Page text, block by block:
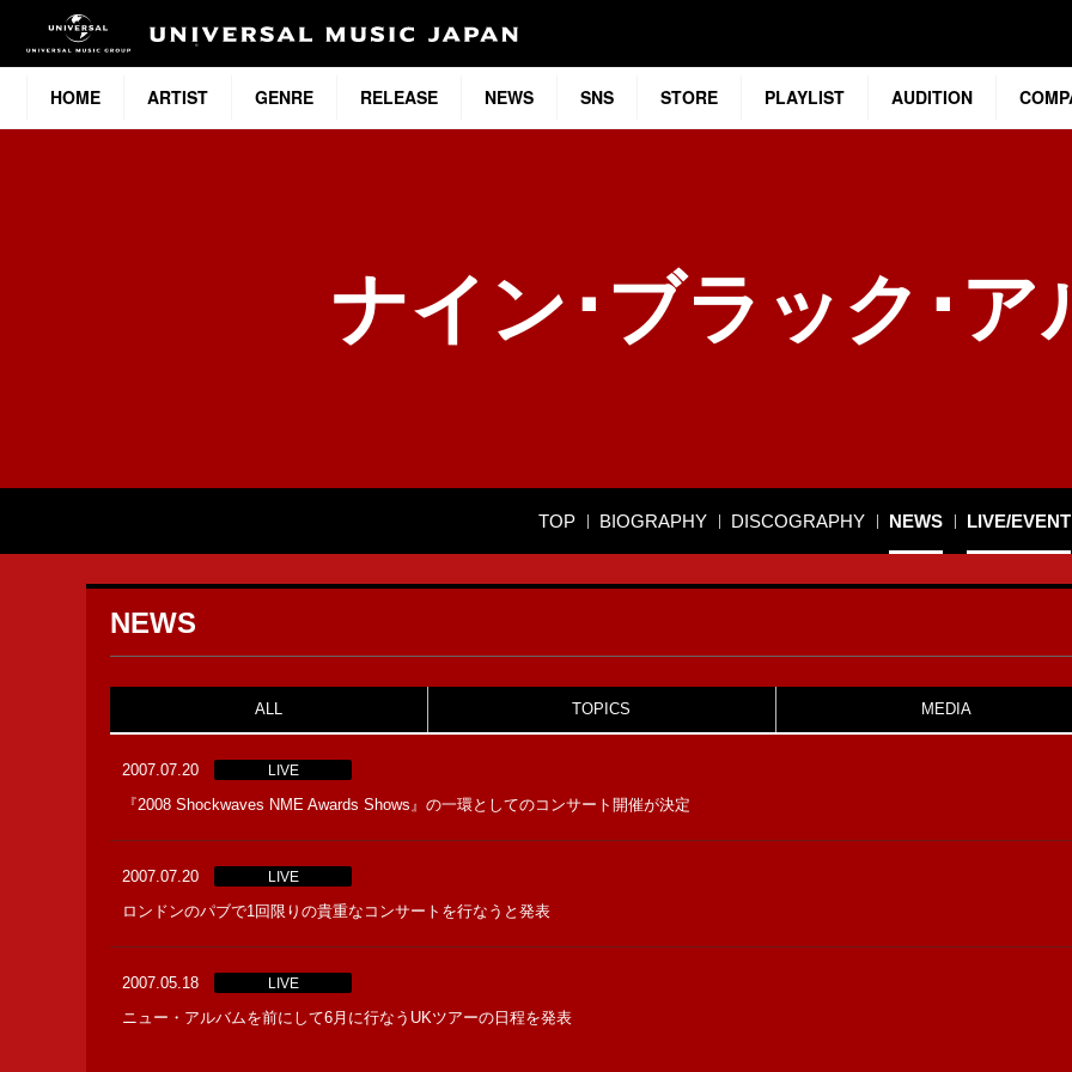
HOME ARTIST GENRE RELEASE NEWS SNS STORE PLAYLIST AUDITION
ナイン･ブラック･ア
TOP BIOGRAPHY DISCOGRAPHY NEWS LIVE/EVENT
NEWS
ALL TOPICS MEDIA
2007.07.20 LIVE
『2008 Shockwaves NME Awards Shows』の一環としてのコンサート開催が決定
2007.07.20 LIVE
ロンドンのパブで1回限りの貴重なコンサートを行なうと発表
2007.05.18 LIVE
ニュー・アルバムを前にして6月に行なうUKツアーの日程を発表